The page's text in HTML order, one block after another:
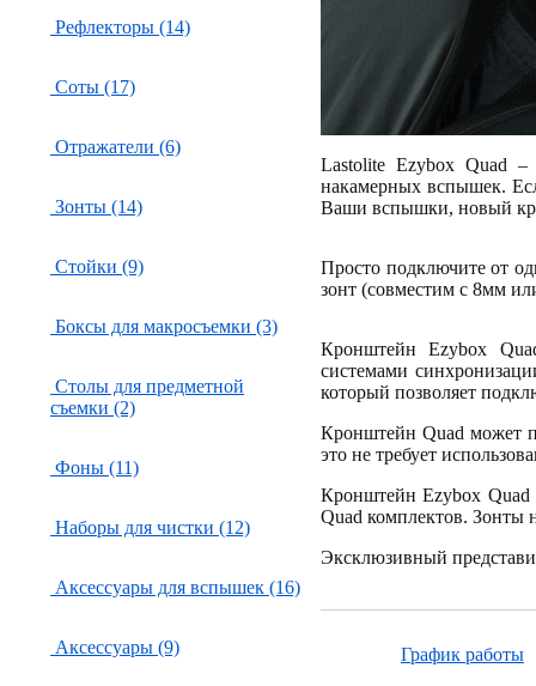
Рефлекторы (14)
Соты (17)
Отражатели (6)
Зонты (14)
Стойки (9)
Боксы для макросъемки (3)
Столы для предметной
съемки (2)
Фоны (11)
Наборы для чистки (12)
Аксессуары для вспышек (16)
Аксессуары (9)
Lastolite Ezybox Quad –
накамерных вспышек.
Ваши вспышки, новый
Просто подключите от
зонт (совместим с 8мм
Кронштейн Ezybox
системами
который позволяет
Кронштейн Quad может
это не требует
Кронштейн Ezybox Quad
Quad комплектов. Зонты
Эксклюзивный
График работы